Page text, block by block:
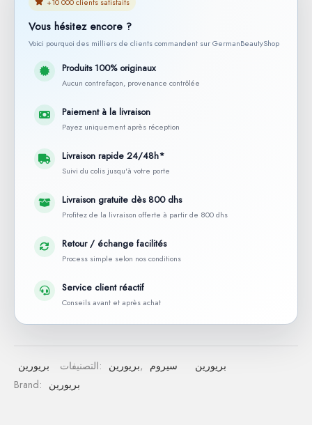
Vous hésitez encore ?
Voici pourquoi des milliers de clients commandent sur GermanBeautyShop
Produits 100% originaux
Aucun contrefaçon, provenance contrôlée
Paiement à la livraison
Payez uniquement après réception
Livraison rapide 24/48h*
Suivi du colis jusqu'à votre porte
Livraison gratuite dès 800 dhs
Profitez de la livraison offerte à partir de 800 dhs
Retour / échange facilités
Process simple selon nos conditions
Service client réactif
Conseils avant et après achat
بريورين التصنيفات: بريورين, سيروم
بريورين
Brand: بريورين